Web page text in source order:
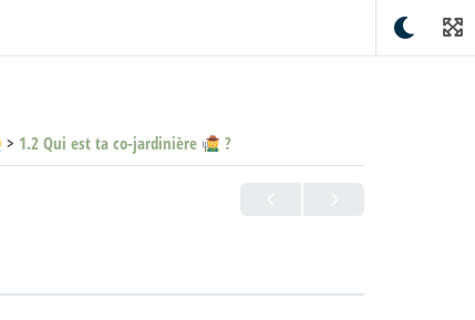
1.2 Qui est ta co-jardinière ?